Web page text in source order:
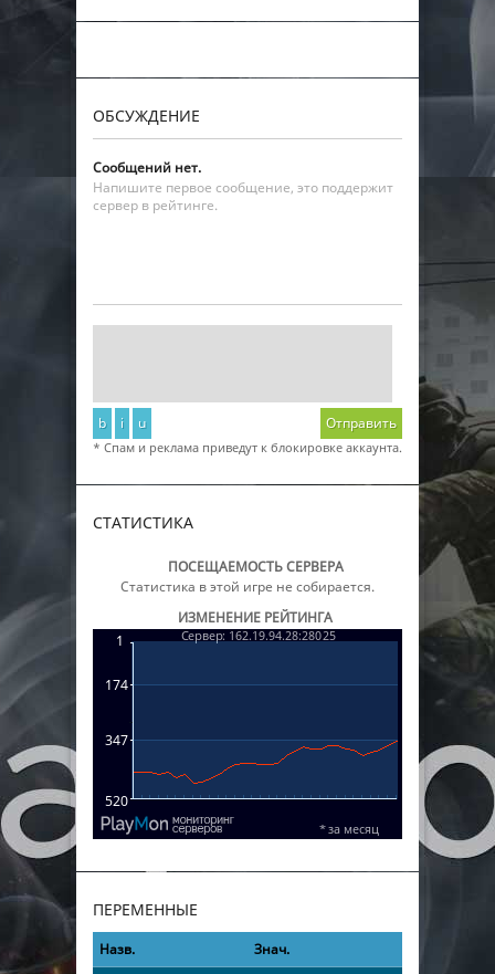
ОБСУЖДЕНИЕ
Сообщений нет.
Напишите первое сообщение, это поддержит
сервер в рейтинге.
b i u Отправить
* Спам и реклама приведут к блокировке аккаунта.
СТАТИСТИКА
ПОСЕЩАЕМОСТЬ СЕРВЕРА
Статистика в этой игре не собирается.
ИЗМЕНЕНИЕ РЕЙТИНГА
ПЕРЕМЕННЫЕ
Назв.
Знач.